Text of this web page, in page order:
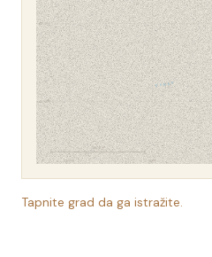
19.0°E 19.5°E
44.5°N
45.0°N
45.5°N
DUNAV
50 KM
Tapnite grad da ga istražite.